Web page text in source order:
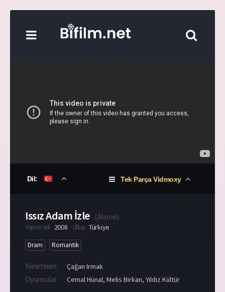
Dil: Tek Parça Vidmoxy
Issız Adam İzle (Alone)
Yapım Yılı 2008 Ülke Türkiye
Dram Romantik
Yönetmen Çağan Irmak
Oyuncular Cemal Hünal, Melis Birkan, Yıldız Kültür